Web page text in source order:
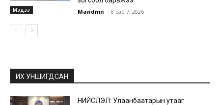
Мэдээ Mandmn - 8 сар 7, 2026
ИХ УНШИГДСАН
НИЙСЛЭЛ: Улаанбаатарын утааг